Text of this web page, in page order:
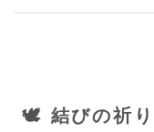
🕊️ 結びの祈り